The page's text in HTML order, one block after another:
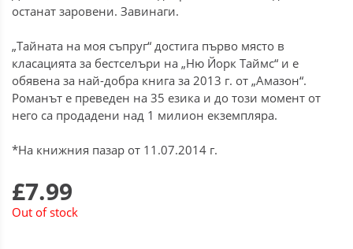
останат заровени. Завинаги.
„Тайната на моя съпруг“ достига първо място в
класацията за бестселъри на „Ню Йорк Таймс“ и е
обявена за най-добра книга за 2013 г. от „Амазон“.
Романът е преведен на 35 езика и до този момент от
него са продадени над 1 милион екземпляра.
*На книжния пазар от 11.07.2014 г.
£7.99
Out of stock